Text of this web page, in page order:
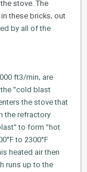
the stove. The
in these bricks, out
by all of the
ft3/min, are
the "cold blast
the stove that
the refractory
to form "hot
to 2300°F
heated air then
runs up to the